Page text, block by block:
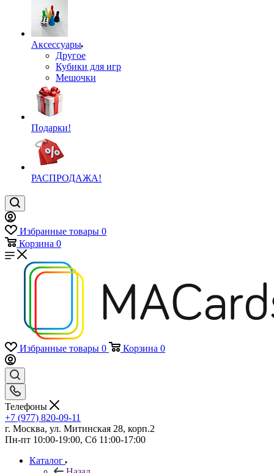
Аксессуары
Другое
Кубики для игр
Мешочки
Подарки!
РАСПРОДАЖА!
Избранные товары 0
Корзина 0
Избранные товары 0 Корзина 0
Телефоны
+7 (977) 820-09-11
г. Москва, ул. Митинская 28, корп.2
Пн-пт 10:00-19:00, Сб 11:00-17:00
Каталог